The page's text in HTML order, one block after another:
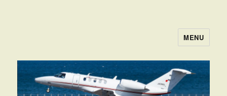
MENU